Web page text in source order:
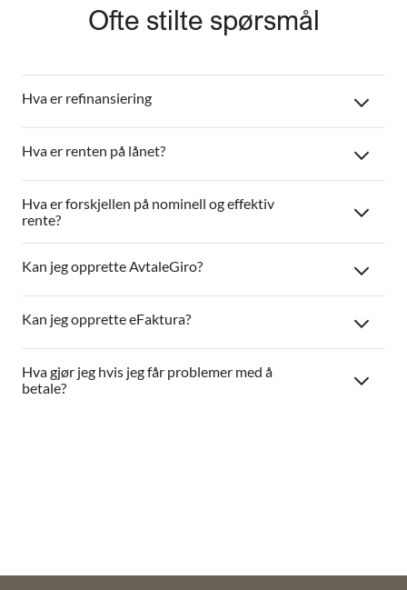
Ofte stilte spørsmål
Hva er refinansiering
Hva er renten på lånet?
Hva er forskjellen på nominell og effektiv
rente?
Kan jeg opprette AvtaleGiro?
Kan jeg opprette eFaktura?
Hva gjør jeg hvis jeg får problemer med å
betale?